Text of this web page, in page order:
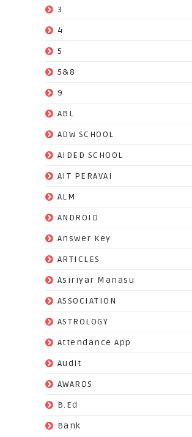
3
4
5
5&8
9
ABL.
ADW SCHOOL
AIDED SCHOOL
AIT PERAVAI
ALM
ANDROID
Answer Key
ARTICLES
Asiriyar Manasu
ASSOCIATION
ASTROLOGY
Attendance App
Audit
AWARDS
B.Ed
Bank